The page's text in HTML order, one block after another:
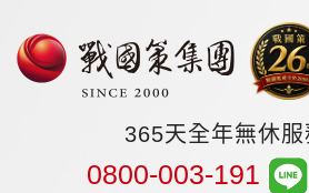
365天全年無休服
0800-003-191